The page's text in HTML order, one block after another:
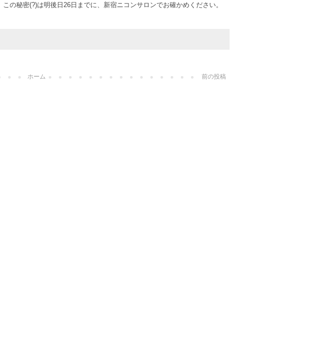
秘密(?)は明後日26日までに、新宿ニコンサロンでお確かめください。
前の投稿
ホーム